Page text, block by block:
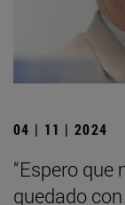
04 | 11 | 2024
“Espero
quedado